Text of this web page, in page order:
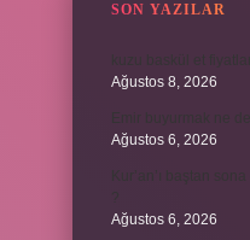
SON YAZILAR
Ağustos 8, 2026
Ağustos 6, 2026
Ağustos 6, 2026